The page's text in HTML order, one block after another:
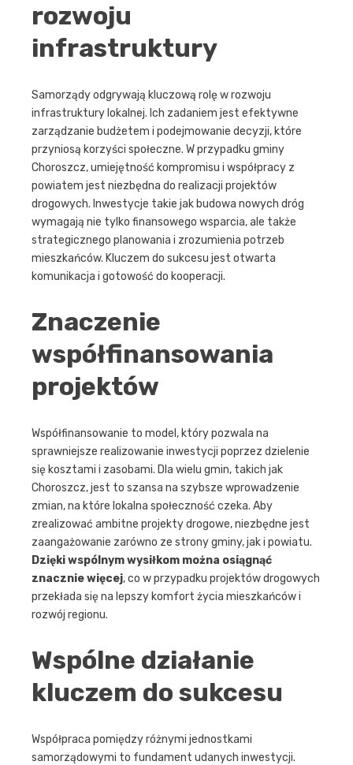
rozwoju
infrastruktury
Samorządy odgrywają kluczową rolę w rozwoju
infrastruktury lokalnej. Ich zadaniem jest efektywne
zarządzanie budżetem i podejmowanie decyzji, które
przyniosą korzyści społeczne. W przypadku gminy
Choroszcz, umiejętność kompromisu i współpracy z
powiatem jest niezbędna do realizacji projektów
drogowych. Inwestycje takie jak budowa nowych dróg
wymagają nie tylko finansowego wsparcia, ale także
strategicznego planowania i zrozumienia potrzeb
mieszkańców. Kluczem do sukcesu jest otwarta
komunikacja i gotowość do kooperacji.
Znaczenie
współfinansowania
projektów
Współfinansowanie to model, który pozwala na
sprawniejsze realizowanie inwestycji poprzez dzielenie
się kosztami i zasobami. Dla wielu gmin, takich jak
Choroszcz, jest to szansa na szybsze wprowadzenie
zmian, na które lokalna społeczność czeka. Aby
zrealizować ambitne projekty drogowe, niezbędne jest
zaangażowanie zarówno ze strony gminy, jak i powiatu.
Dzięki wspólnym wysiłkom można osiągnąć
znacznie więcej, co w przypadku projektów drogowych
przekłada się na lepszy komfort życia mieszkańców i
rozwój regionu.
Wspólne działanie
kluczem do sukcesu
Współpraca pomiędzy różnymi jednostkami
samorządowymi to fundament udanych inwestycji.